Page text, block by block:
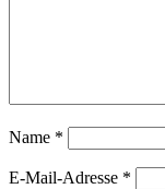
Name *
E-Mail-Adresse *